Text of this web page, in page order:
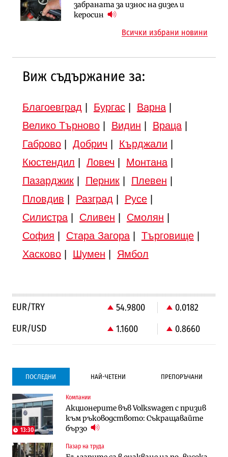
забраната за износ на дизел и
керосин
Компании
„Ендуросат“ ще строи огромен
център в Доброславци
ръчно управление“ общинската
инвестиционна програма
Всички избрани новини
Виж съдържание за:
Благоевград Бургас| Варна|
Велико Търново| Видин Враца|
Габрово| Добрич Кърджали
Кюстендил
Ловеч Монтана|
Пазарджик| Перник| Плевен
Пловдив
Разград Русе|
Силистра| Сливен Смолян
София
Стара Загора| Търговище|
Хасково| Шумен Ямбол
EUR/TRY 54.9800
0.0182
EUR/USD
1.1600 0.8660
ПОСЛЕДНИ НАЙ-ЧЕТЕНИ ПРЕПОРЪЧАНИ
13:30
Компании
Акционерите във Volkswagen с призив
към ръководството: Съкращавайте
бързо
Пазар на труда
Градоустройство
Столична община избра изпълнител за
преместването на трамвайното
трасе по бул. „Скобелев“
Компании
Компании
Vivacom предлага над 150 устройства с
90% отстъпка през август
To:know